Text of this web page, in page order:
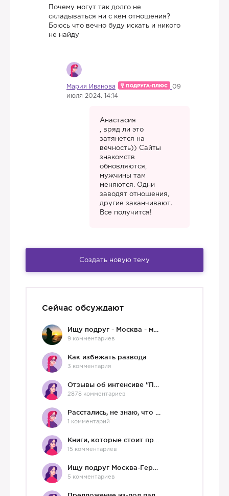
Почему могут так долго не
складываться ни с кем отношения?
Боюсь что вечно буду искать и никого
не найду
Мария Иванова
09
июля 2024, 14:14
Анастасия
, вряд ли это
затянется на
вечность)) Сайты
знакомств
обновляются,
мужчины там
меняются. Одни
заводят отношения,
другие заканчивают.
Все получится!
Создать новую тему
Сейчас обсуждают
9 комментариев
Как избежать развода
3 комментария
2878 комментариев
1 комментарий
15 комментариев
5 комментариев